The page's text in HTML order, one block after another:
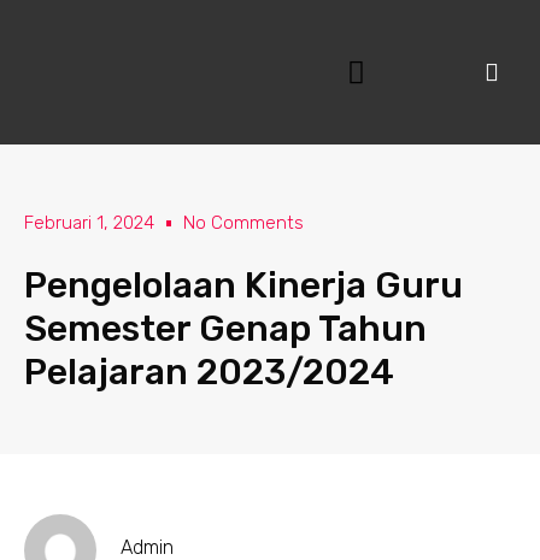
Februari 1, 2024 No Comments
Pengelolaan Kinerja Guru
Semester Genap Tahun
Pelajaran 2023/2024
Admin